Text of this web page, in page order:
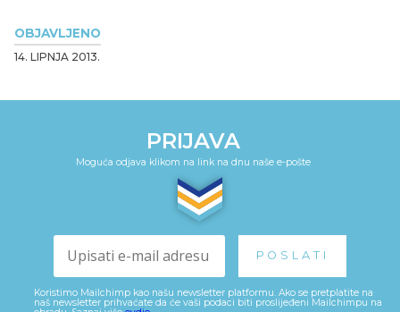
OBJAVLJENO
14. LIPNJA 2013.
PRIJAVA
Moguća odjava klikom na link na dnu naše e-pošte
Koristimo Mailchimp kao našu newsletter platformu. Ako se pretplatite na
naš newsletter prihvaćate da će vaši podaci biti proslijeđeni Mailchimpu na